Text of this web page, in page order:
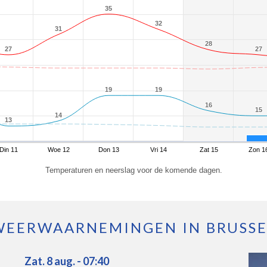
27
27
31
31
35
35
32
32
28
28
27
27
13
13
14
14
19
19 19
19
16
16
15
15
Din 11 Woe 12 Don 13 Vri 14 Zat 15 Zon
Temperaturen en neerslag voor de komende dagen.
IN
Zat. 8 aug. - 07:40